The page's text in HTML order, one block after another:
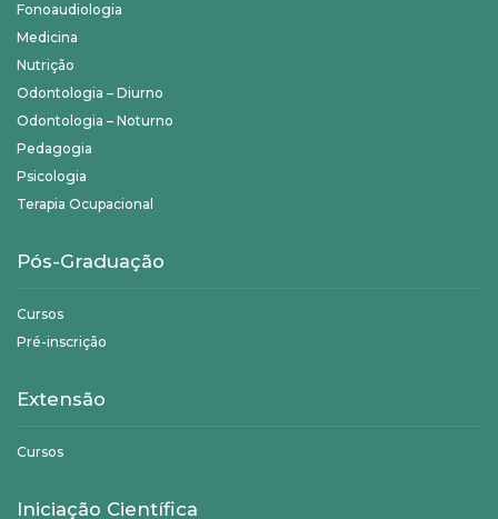
Fonoaudiologia
Medicina
Nutrição
Odontologia – Diurno
Odontologia – Noturno
Pedagogia
Psicologia
Terapia Ocupacional
Pós-Graduação
Cursos
Pré-inscrição
Extensão
Cursos
Iniciação Científica